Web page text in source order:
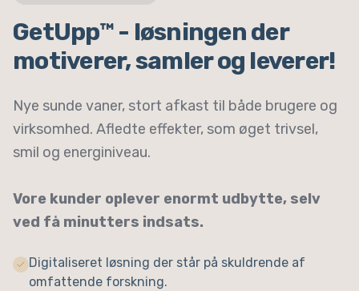
GetUpp™ - løsningen der
motiverer, samler og leverer!
Nye sunde vaner, stort afkast til både brugere og
virksomhed. Afledte effekter, som øget trivsel,
smil og energiniveau.
Vore kunder oplever enormt udbytte, selv
ved få minutters indsats.
Digitaliseret løsning der står på skuldrende af
omfattende forskning.